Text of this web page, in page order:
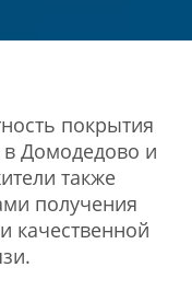
покрытия
Домодедово и
также
получения
качественной